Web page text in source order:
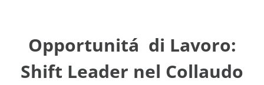
Opportunitá di Lavoro:
Shift Leader nel Collaudo